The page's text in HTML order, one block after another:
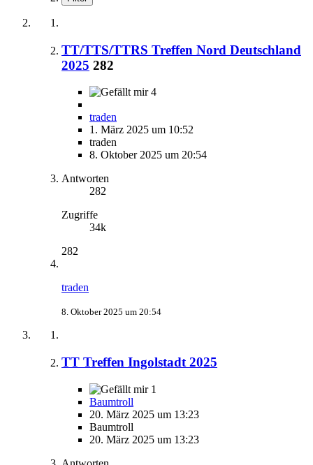
TT/TTS/TTRS Treffen Nord Deutschland
2025 282
4
traden
1. März 2025 um 10:52
traden
8. Oktober 2025 um 20:54
Antworten
282
Zugriffe
34k
282
traden
8. Oktober 2025 um 20:54
TT Treffen Ingolstadt 2025
1
Baumtroll
20. März 2025 um 13:23
Baumtroll
20. März 2025 um 13:23